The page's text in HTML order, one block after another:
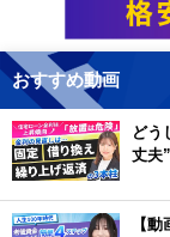
おすすめ動画
どう
丈夫
【